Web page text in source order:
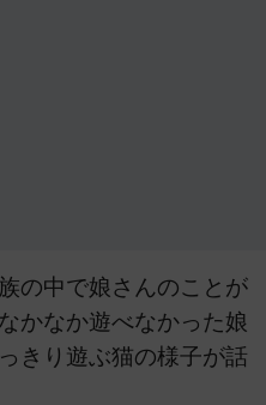
の中で娘さんのことが
かなか遊べなかった娘
きり遊ぶ猫の様子が話